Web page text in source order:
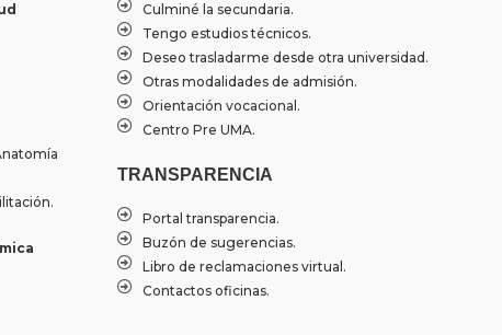
Culminé la secundaria.
Tengo estudios técnicos.
Deseo trasladarme desde otra universidad.
Otras modalidades de admisión.
Orientación vocacional.
Centro Pre UMA.
TRANSPARENCIA
Portal transparencia.
Buzón de sugerencias.
Libro de reclamaciones virtual.
Contactos oficinas.